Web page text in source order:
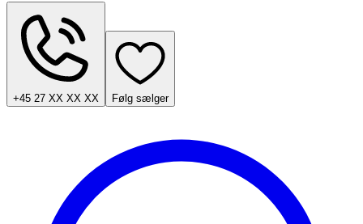
+45 27 XX XX XX Følg sælger